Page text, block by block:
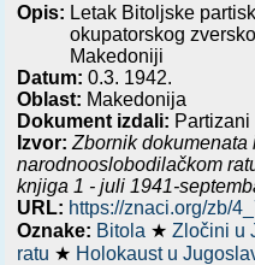
Opis: Letak Bitoljske
okupatorskog
Makedoniji
Datum:0.3. 1942.
Oblast: Makedonija
Dokument izdali: Partizani
Izvor: Zbornik dokumenata
narodnooslobodilačkom
knjiga 1 - juli 1941-
URL: https://znaci.org/zb/
Oznake: Bitola ★Zločini u
ratu ★ Holokaust u